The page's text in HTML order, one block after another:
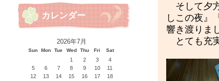
そして夕
しこの夜』
響き渡りま
とても充
カレンダー
2026年7月
Sun Mon Tue Wed Thu Fri Sat
1 2 3
4
5
6 7 8 9 10
11
12
13 14 15 16 17
18